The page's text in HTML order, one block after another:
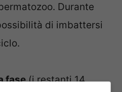
Durante
di imbattersi
fase(i restanti 14